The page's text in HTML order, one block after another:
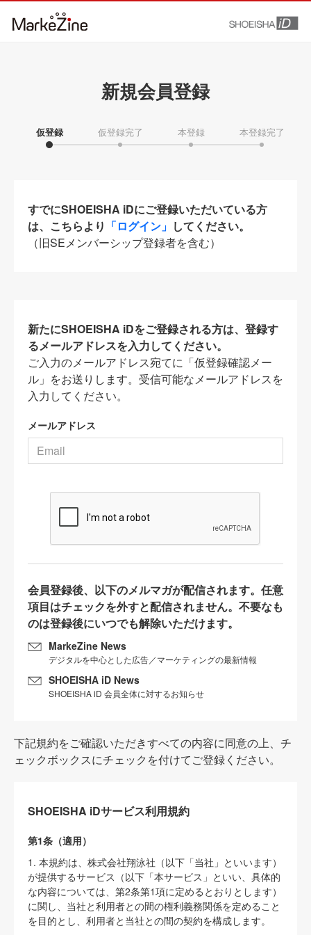
新規会員登録
仮登録 仮登録完了 本登録 本登録完了
すでにSHOEISHA iDにご登録いただいている方
は、こちらより 「ログイン」 してください。
（旧SEメンバーシップ登録者を含む）
新たにSHOEISHA iDをご登録される方は、登録す
るメールアドレスを入力してください。
ご入力のメールアドレス宛てに「仮登録確認メー
ル」をお送りします。受信可能なメールアドレスを
入力してください。
メールアドレス
会員登録後、以下のメルマガが配信されます。任意
項目はチェックを外すと配信されません。不要なも
のは登録後にいつでも解除いただけます。
MarkeZine News
デジタルを中心とした広告／マーケティングの最新情報
SHOEISHA iD News
SHOEISHA iD 会員全体に対するお知らせ
下記規約をご確認いただきすべての内容に同意の上、チ
ェックボックスにチェックを付けてご登録ください。
SHOEISHA iDサービス利用規約
第1条（適用）
1. 本規約は、株式会社翔泳社（以下「当社」といいます）
が提供するサービス（以下「本サービス」といい、具体的
な内容については、第2条第1項に定めるとおりとします）
に関し、当社と利用者との間の権利義務関係を定めること
を目的とし、利用者と当社との間の契約を構成します。